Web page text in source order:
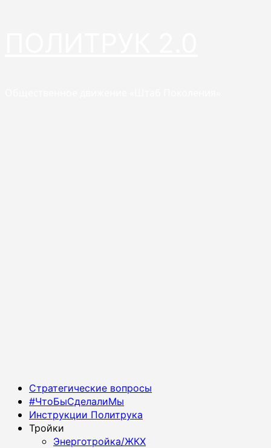
Основное
меню
Стратегические вопросы
#ЧтоБыСделалиМы
Инструкции Политрука
Тройки
Энерготройка/ЖКХ